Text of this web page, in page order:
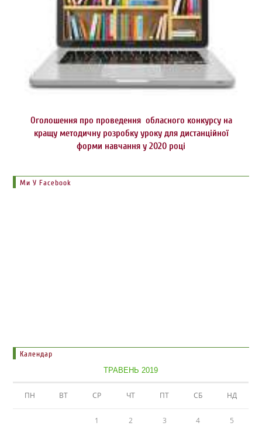
Оголошення про проведення обласного конкурсу на
кращу методичну розробку уроку для дистанційної
форми навчання у 2020 році
Ми У Facebook
Календар
ТРАВЕНЬ 2019
ПН ВТ СР ЧТ ПТ СБ НД
1 2 3 4 5